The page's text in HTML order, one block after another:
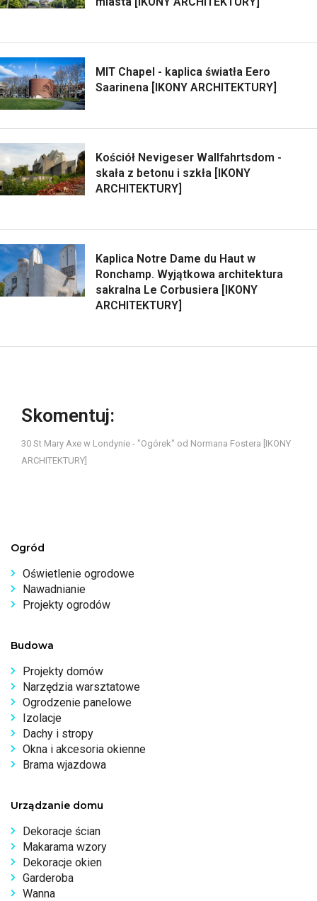
MIT Chapel - kaplica światła Eero
Saarinena [IKONY ARCHITEKTURY]
Kościół Nevigeser Wallfahrtsdom -
skała z betonu i szkła [IKONY
ARCHITEKTURY]
Kaplica Notre Dame du Haut w
Ronchamp. Wyjątkowa architektura
sakralna Le Corbusiera [IKONY
ARCHITEKTURY]
Skomentuj:
30 St Mary Axe w Londynie - "Ogórek" od Normana Fostera [IKONY
ARCHITEKTURY]
Ogród
Oświetlenie ogrodowe
Nawadnianie
Projekty ogrodów
Budowa
Projekty domów
Narzędzia warsztatowe
Ogrodzenie panelowe
Izolacje
Dachy i stropy
Okna i akcesoria okienne
Brama wjazdowa
Urządzanie domu
Dekoracje ścian
Makarama wzory
Dekoracje okien
Garderoba
Wanna